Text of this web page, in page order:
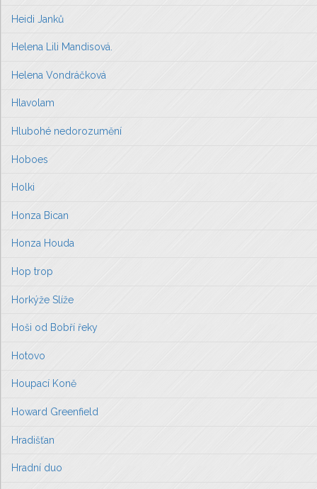
Heidi Janků
Helena Lili Mandisová.
Helena Vondráčková
Hlavolam
Hlubohé nedorozumění
Hoboes
Holki
Honza Bican
Honza Houda
Hop trop
Horkýže Slíže
Hoši od Bobří řeky
Hotovo
Houpací Koně
Howard Greenfield
Hradišťan
Hradní duo